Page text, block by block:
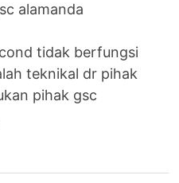
alamanda
tidak berfungsi
teknikal dr pihak
pihak gsc